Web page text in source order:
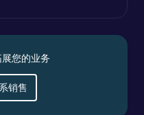
展您的业务
销售